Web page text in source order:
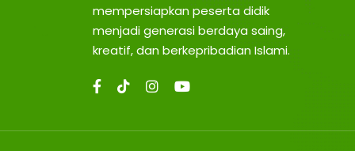
mempersiapkan peserta didik
menjadi generasi berdaya saing,
kreatif, dan berkepribadian Islami.